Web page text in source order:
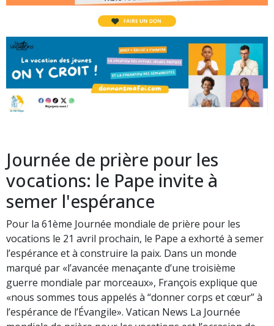
Journée de prière pour les
vocations: le Pape invite à
semer l'espérance
Pour la 61ème Journée mondiale de prière pour les
vocations le 21 avril prochain, le Pape a exhorté à semer
l’espérance et à construire la paix. Dans un monde
marqué par «l’avancée menaçante d’une troisième
guerre mondiale par morceaux», François explique que
«nous sommes tous appelés à “donner corps et cœur” à
l’espérance de l’Évangile». Vatican News La Journée